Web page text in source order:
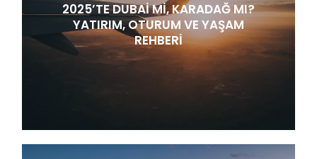
2025’TE DUBAI MI, KARADAĞ MI?
YATIRIM, OTURUM VE YAŞAM
REHBERI